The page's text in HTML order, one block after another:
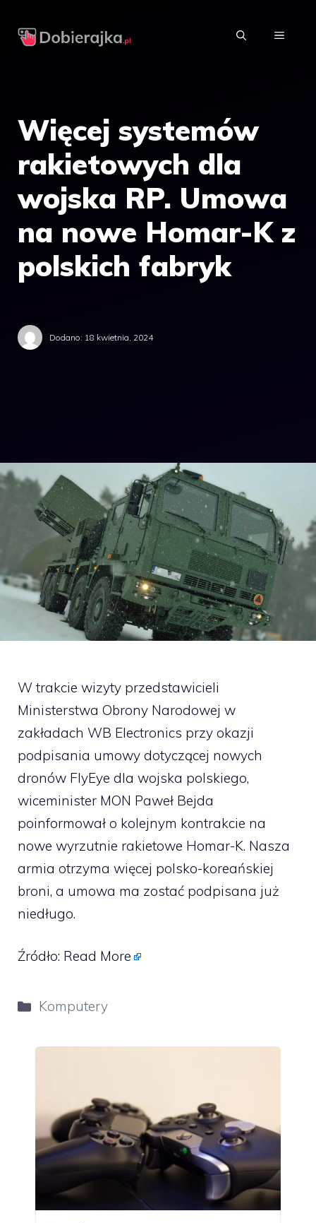
MENU
Więcej systemów
rakietowych dla
wojska RP. Umowa
na nowe Homar-K z
polskich fabryk
Dodano: 18 kwietnia, 2024
W trakcie wizyty przedstawicieli
Ministerstwa Obrony Narodowej w
zakładach WB Electronics przy okazji
podpisania umowy dotyczącej nowych
dronów FlyEye dla wojska polskiego,
wiceminister MON Paweł Bejda
poinformował o kolejnym kontrakcie na
nowe wyrzutnie rakietowe Homar-K. Nasza
armia otrzyma więcej polsko-koreańskiej
broni, a umowa ma zostać podpisana już
niedługo.
Źródło: Read More
Kategorie
Komputery